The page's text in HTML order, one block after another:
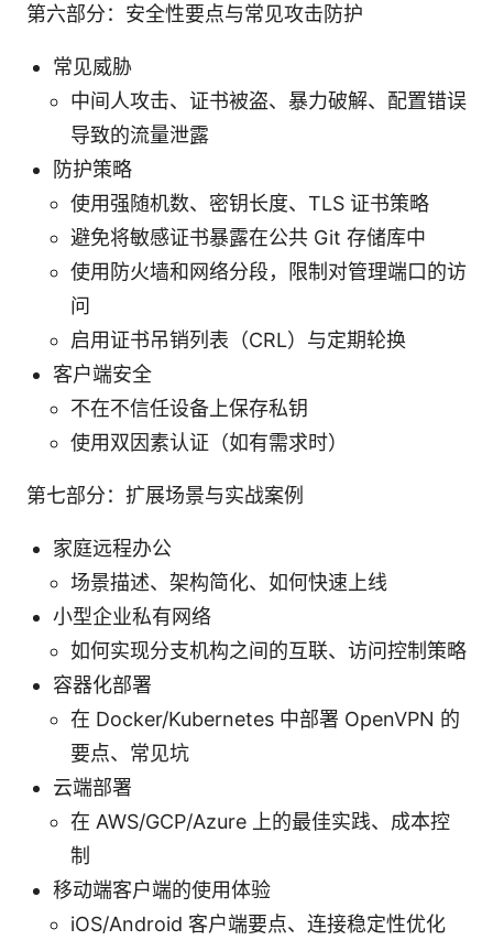
第六部分：安全性要点与常见攻击防护
常见威胁
中间人攻击、证书被盗、暴力破解、配置错误
导致的流量泄露
防护策略
使用强随机数、密钥长度、TLS 证书策略
避免将敏感证书暴露在公共 Git 存储库中
使用防火墙和网络分段，限制对管理端口的访
问
启用证书吊销列表（CRL）与定期轮换
客户端安全
不在不信任设备上保存私钥
使用双因素认证（如有需求时）
第七部分：扩展场景与实战案例
家庭远程办公
场景描述、架构简化、如何快速上线
小型企业私有网络
如何实现分支机构之间的互联、访问控制策略
容器化部署
在 Docker/Kubernetes 中部署 OpenVPN 的
要点、常见坑
云端部署
在 AWS/GCP/Azure 上的最佳实践、成本控
制
移动端客户端的使用体验
iOS/Android 客户端要点、连接稳定性优化